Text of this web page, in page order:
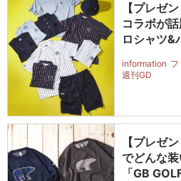
【プレゼ
コラボが
ロシャツ&
information フ
週刊GD
【プレゼ
でどんな
「GB